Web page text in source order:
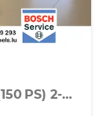
GO+ 1.6 T-GDI 2WD DCT 110 kW (150 PS) 2-Zonen-Klimaautomatik, Sitzheizung, Lenkradheizung, Navigationssystem, DAB, Android Auto, Apple CarPlay, Rückfahrkamera, Einparkhilfe vorne und hinten, 18 Zoll Leichtmetallfelgen, uvm.